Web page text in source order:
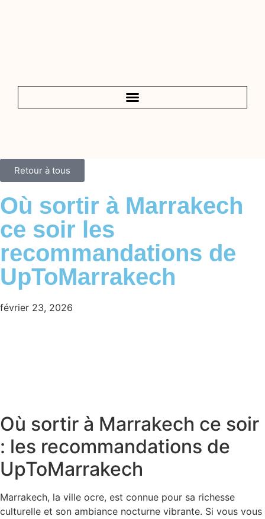
Retour à tous
Où sortir à Marrakech
ce soir les
recommandations de
UpToMarrakech
février 23, 2026
Où sortir à Marrakech ce soir
: les recommandations de
UpToMarrakech
Marrakech, la ville ocre, est connue pour sa richesse
culturelle et son ambiance nocturne vibrante. Si vous vous